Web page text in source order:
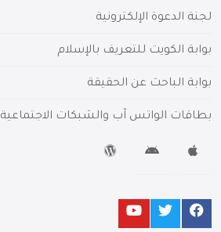
لجنة الدعوة الإلكترونية
بوابة الكويت للتعريف بالإسلام
بوابة الباحث عن الحقيقة
بطاقات الواتس آب والشبكات الاجتماعية